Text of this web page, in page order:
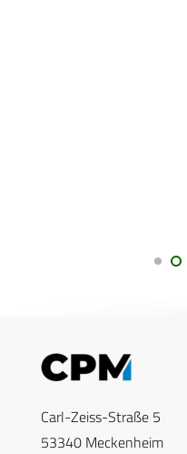
Carl-Zeiss-Straße 5
53340 Meckenheim